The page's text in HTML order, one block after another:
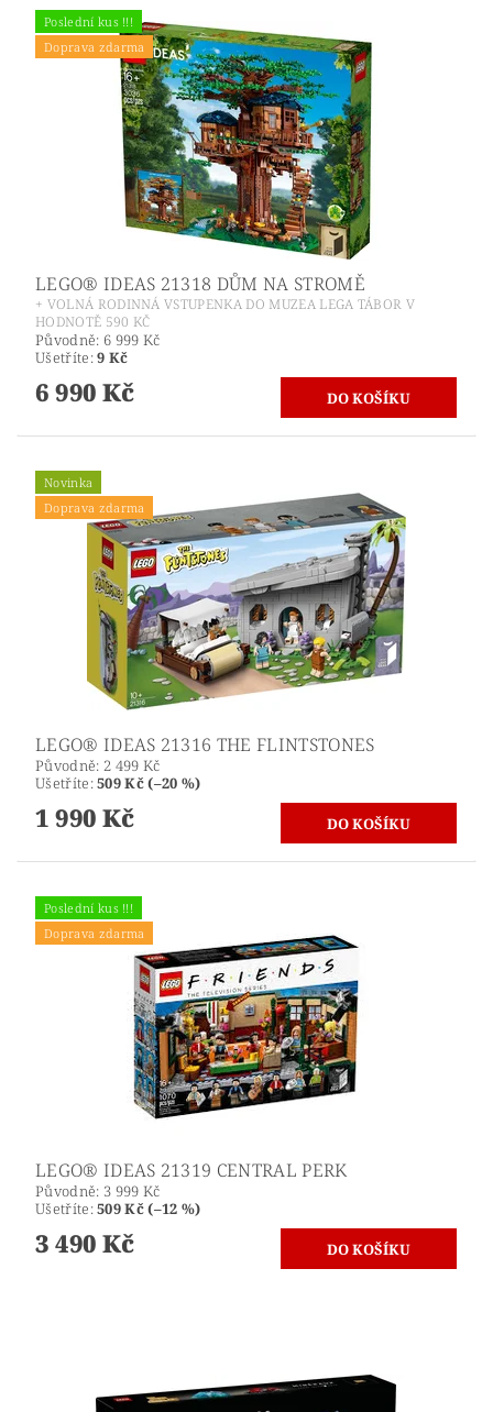
Poslední kus !!!
Doprava zdarma
LEGO® IDEAS 21318 DŮM NA STROMĚ
+ VOLNÁ RODINNÁ VSTUPENKA DO MUZEA LEGA TÁBOR V
HODNOTĚ 590 KČ
Původně: 6 999 Kč
Ušetříte:9 Kč
6 990 Kč
Novinka
Doprava zdarma
LEGO® IDEAS 21316 THE FLINTSTONES
Původně: 2 499 Kč
Ušetříte:509 Kč (–20 %)
1 990 Kč
Poslední kus !!!
Doprava zdarma
LEGO® IDEAS 21319 CENTRAL PERK
Původně: 3 999 Kč
Ušetříte:509 Kč (–12 %)
3 490 Kč